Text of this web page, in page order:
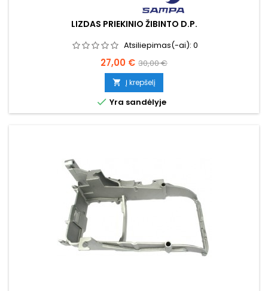
LIZDAS PRIEKINIO ŽIBINTO D.P.
Atsiliepimas(-ai): 0
Kaina
27,00 € Bazinė
kaina
30,00 €
 Į krepšelį
 Yra sandėlyje